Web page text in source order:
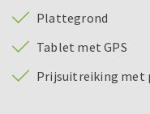
Plattegrond
Tablet met GPS
Prijsuitreiking met